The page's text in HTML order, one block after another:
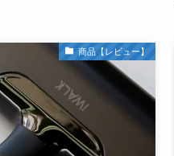
商品【レビュー】